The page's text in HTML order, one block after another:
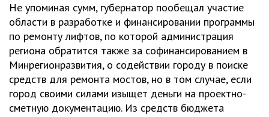
Не упоминая сумм, губернатор пообещал участие
области в разработке и финансировании программы
по ремонту лифтов, по которой администрация
региона обратится также за софинансированием в
Минрегионразвития, о содействии городу в поиске
средств для ремонта мостов, но в том случае, если
город своими силами изыщет деньги на проектно-
сметную документацию. Из средств бюджета